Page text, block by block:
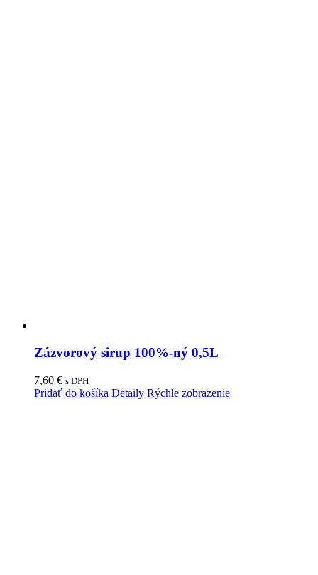
Zázvorový sirup 100%-ný 0,5L
7,60 € s DPH
Pridať do košíka Detaily Rýchle zobrazenie